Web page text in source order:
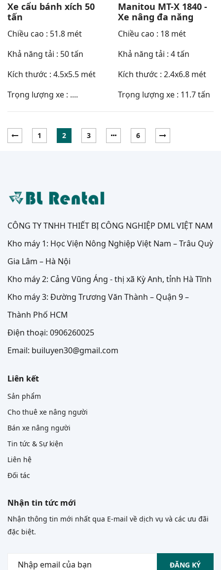
Xe cẩu bánh xích 50
tấn
Chiều cao : 51.8 mét
Khả năng tải : 50 tấn
Kích thước : 4.5x5.5 mét
Trọng lượng xe : ....
Manitou MT-X 1840 -
Xe nâng đa năng
Chiều cao : 18 mét
Khả năng tải : 4 tấn
Kích thước : 2.4x6.8 mét
Trọng lượng xe : 11.7 tấn
1 2 3 6
CÔNG TY TNHH THIẾT BỊ CÔNG NGHIỆP DML VIỆT NAM
Kho máy 1: Học Viện Nông Nghiệp Việt Nam – Trâu Quỳ
Gia Lâm – Hà Nội
Kho máy 2: Cảng Vũng Áng - thị xã Kỳ Anh, tỉnh Hà Tĩnh
Kho máy 3: Đường Trương Văn Thành – Quận 9 –
Thành Phố HCM
Điện thoại: 0906260025
Email: builuyen30@gmail.com
Liên kết
Sản phẩm
Cho thuê xe nâng người
Bán xe nâng người
Tin tức & Sự kiện
Liên hệ
Đối tác
Nhận tin tức mới
Nhận thông tin mới nhất qua E-mail về dịch vụ và các ưu đãi
đặc biệt.
ĐĂNG KÝ